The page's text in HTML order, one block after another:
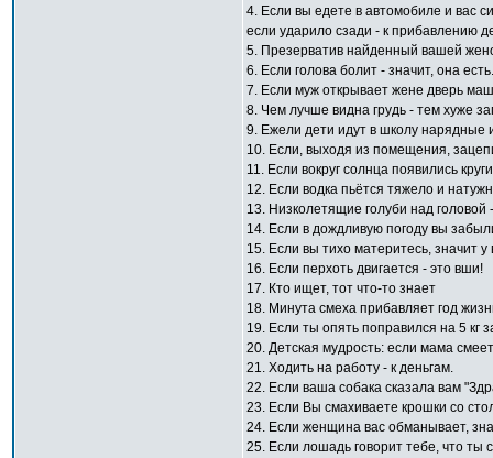
4. Если вы едете в автомобиле и вас
если ударило сзади - к прибавлению
5. Презерватив найденный вашей
6. Если голова болит - значит, она
7. Если муж открывает жене дверь
8. Чем лучше видна грудь - тем хуже
9. Ежели дети идут в школу нарядные
10. Если, выходя из помещения,
11. Если вокруг солнца появились
12. Если водка пьётся тяжело и
13. Низколетящие голуби над головой
14. Если в дождливую погоду вы
15. Если вы тихо материтесь, значит у
16. Если перхоть двигается - это вши!
17. Кто ищет, тот что-то знает
18. Минута смеха прибавляет год
19. Если ты опять поправился на 5 кг
20. Детская мудрость: если мама
21. Ходить на работу - к деньгам.
22. Если ваша собака сказала вам
23. Если Вы смахиваете крошки со
24. Если женщина вас обманывает,
25. Если лошадь говорит тебе, что ты